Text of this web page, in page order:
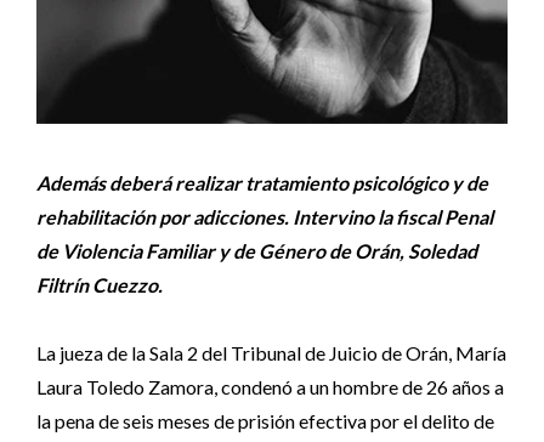
Además deberá realizar tratamiento psicológico y de
rehabilitación por adicciones. Intervino la fiscal Penal
de Violencia Familiar y de Género de Orán, Soledad
Filtrín Cuezzo.
La jueza de la Sala 2 del Tribunal de Juicio de Orán, María
Laura Toledo Zamora, condenó a un hombre de 26 años a
la pena de seis meses de prisión efectiva por el delito de